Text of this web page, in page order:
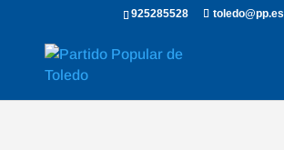
925285528 toledo@pp.es